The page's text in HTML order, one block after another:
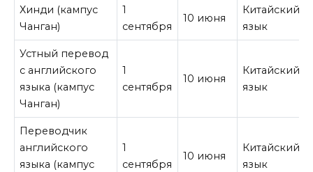
Хинди (кампус
Чанган)
1
сентября
10 июня
Китайский
язык
Устный перевод
с английского
языка (кампус
Чанган)
1
сентября
10 июня
Китайский
язык
Переводчик
английского
языка (кампус
1
сентября
10 июня
Китайский
язык